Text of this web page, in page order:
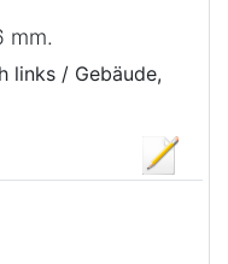
mm.
links / Gebäude,